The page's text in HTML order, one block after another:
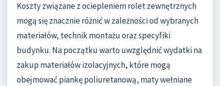
Koszty związane z ociepleniem rolet zewnętrznych
mogą się znacznie różnić w zależności od wybranych
materiałów, technik montażu oraz specyfiki
budynku. Na początku warto uwzględnić wydatki na
zakup materiałów izolacyjnych, które mogą
obejmować piankę poliuretanową, maty wełniane